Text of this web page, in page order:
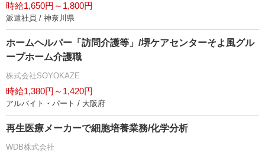
時給1,650円～1,800円
派遣社員 / 神奈川県
ホームヘルパー「訪問介護等」/堺ケアセンターそよ風グル
ープホーム介護職
株式会社SOYOKAZE
時給1,380円～1,420円
アルバイト・パート / 大阪府
再生医療メーカーで細胞培養業務/化学分析
WDB株式会社